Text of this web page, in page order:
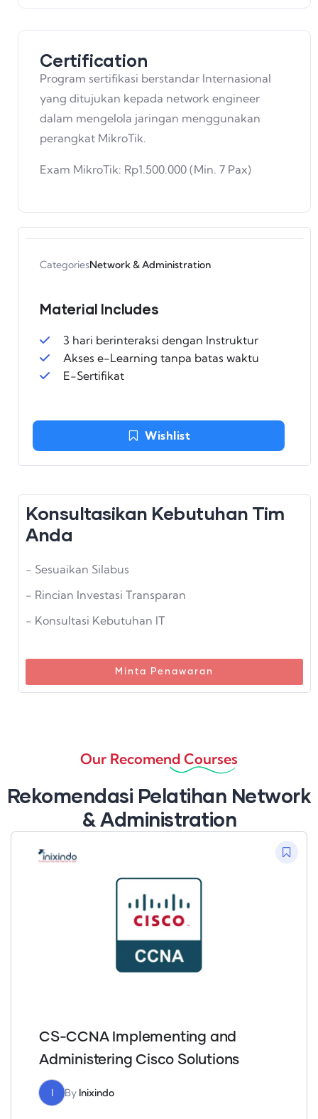
Certification
Program sertifikasi berstandar Internasional
yang ditujukan kepada network engineer
dalam mengelola jaringan menggunakan
perangkat MikroTik.
Exam MikroTik: Rp1.500.000 (Min. 7 Pax)
CategoriesNetwork & Administration
Material Includes
3 hari berinteraksi dengan Instruktur
Akses e-Learning tanpa batas waktu
E-Sertifikat
Wishlist
Konsultasikan Kebutuhan Tim
Anda
- Sesuaikan Silabus
- Rincian Investasi Transparan
- Konsultasi Kebutuhan IT
Minta Penawaran
Our Recomend Courses
Rekomendasi Pelatihan Network
& Administration
CS-CCNA Implementing and
Administering Cisco Solutions
I By Inixindo